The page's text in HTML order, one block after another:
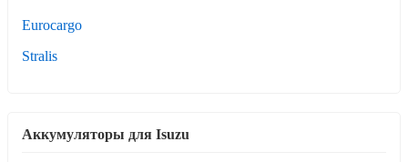
Eurocargo
Stralis
Аккумуляторы для Isuzu